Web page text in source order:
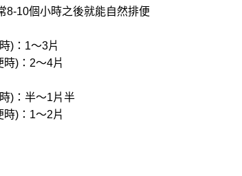
8-10個小時之後就能自然排便
)：1～3片
)：2～4片
)：半～1片半
)：1～2片